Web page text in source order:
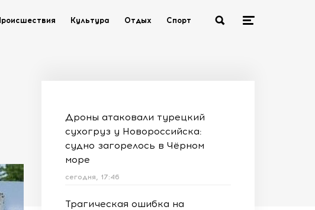
Культура Отдых Спорт
Дроны атаковали турецкий
сухогруз у Новороссийска:
судно загорелось в Чёрном
море
сегодня, 17:46
Трагическая ошибка на